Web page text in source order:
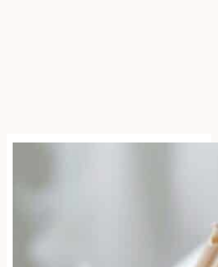
Loi Climat & Résilience : quels